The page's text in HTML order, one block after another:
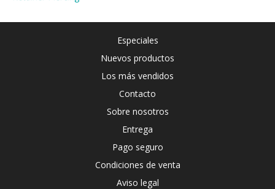
Especiales
Nuevos productos
Los más vendidos
Contacto
Sobre nosotros
Entrega
Pago seguro
Condiciones de venta
Aviso legal